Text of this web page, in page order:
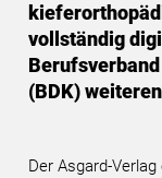
vollständig
(BDK)
Der Asgard-